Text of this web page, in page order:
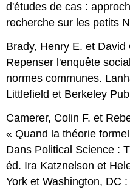
d'études de cas :
recherche sur les petits
Brady, Henry E. et David
Repenser l'enquête
normes communes.
Littlefield et Berkeley
Camerer, Colin F. et
« Quand la théorie
Dans Political Science :
éd. Ira Katznelson et
York et Washington, DC